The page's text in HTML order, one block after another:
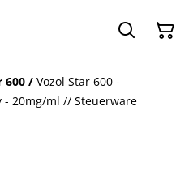
600 / Vozol Star 600 -
- 20mg/ml // Steuerware